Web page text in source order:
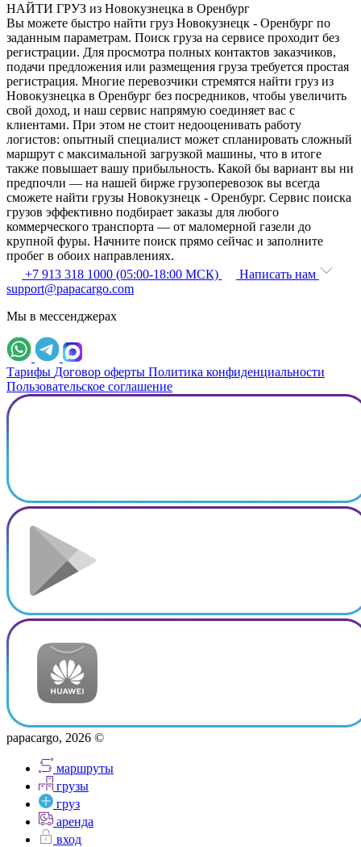
НАЙТИ ГРУЗ из Новокузнецка в Оренбург
Вы можете быстро найти груз Новокузнецк - Оренбург по
заданным параметрам. Поиск груза на сервисе проходит без
регистрации. Для просмотра полных контактов заказчиков,
подачи предложения или размещения груза требуется простая
регистрация. Многие перевозчики стремятся найти груз из
Новокузнецка в Оренбург без посредников, чтобы увеличить
свой доход, и наш сервис напрямую соединяет вас с
клиентами. При этом не стоит недооценивать работу
логистов: опытный специалист может спланировать сложный
маршрут с максимальной загрузкой машины, что в итоге
также повышает вашу прибыльность. Какой бы вариант вы ни
предпочли — на нашей бирже грузоперевозок вы всегда
сможете найти грузы Новокузнецк - Оренбург. Сервис поиска
грузов эффективно подбирает заказы для любого
коммерческого транспорта — от маломерной газели до
крупной фуры. Начните поиск прямо сейчас и заполните
пробег в обоих направлениях.
+7 913 318 1000 (05:00-18:00 МСК)
Написать нам
support@papacargo.com
Мы в мессенджерах
Тарифы Договор оферты Политика конфиденциальности
Пользовательское соглашение
papacargo, 2026 ©
маршруты
грузы
груз
аренда
вход